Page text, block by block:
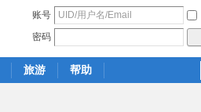
账号
密码
旅游 帮助